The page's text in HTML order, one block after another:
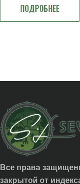
ПОДРОБНЕЕ
Все права
закрытой от